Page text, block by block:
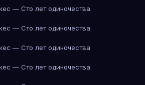
— Сто лет одиночества
— Сто лет одиночества
— Сто лет одиночества
— Сто лет одиночества